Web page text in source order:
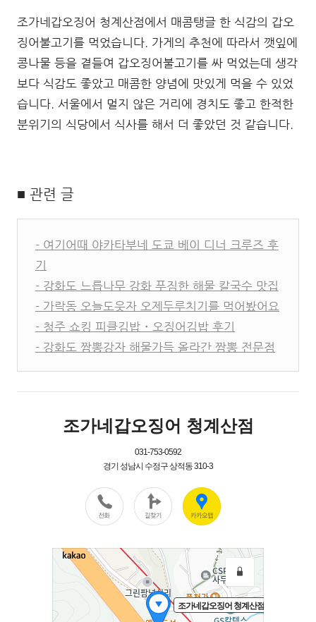
조가네갑오징어 청계산점에서 매콤탱글 한 식감의 갑오
징어불고기를 먹었습니다. 가게의 추천에 따라서 깻잎에
콩나물 등을 곁들여 갑오징어불고기를 싸 먹었는데 생각
보다 식감도 좋았고 매콤한 양념에 맛있게 먹을 수 있었
습니다. 서울에서 멀지 않은 거리에 경치도 좋고 한적한
분위기의 식당에서 식사를 해서 더 좋았던 것 같습니다.
■ 관련 글
- 여기어때 야카타부네 도쿄 베이 디너 크루즈 후
기
- 강화도 느릅나무 강화 푸짐한 해물 칼국수 맛집
- 가락동 오늘도웃자 오제두루치기를 먹어봤어요
- 청주 쇼킹 피클김밥・오징어김밥 후기
- 강화도 짬뽕강자 해물가득 올라간 짬뽕 전문점